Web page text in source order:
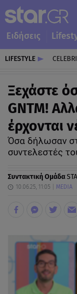
Ειδήσεις
LIFESTYLE
Ξεχάστε
GNTM!
έρχονται
Όσα δήλωσαν
συντελεστές
Συντακτική Ομάδα
10.06.25, 11:05 MEDIA